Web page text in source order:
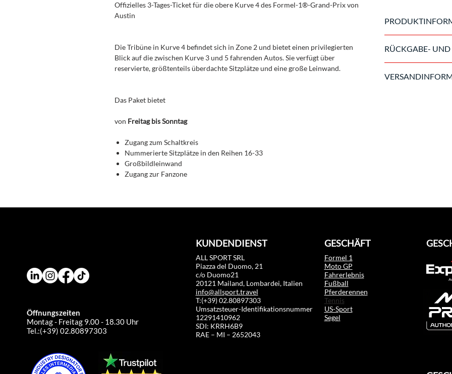
Offizielles 3-Tages-Ticket für die obere Kurve 4 des Formel-1®-Grand-Prix von
Austin
Die Tribüne in Kurve 4 befindet sich in Zone 2 und bietet einen privilegierten
Blick auf die zwischen Kurve 3 und 5 fahrenden Autos. Sie verfügt über
reservierte, größtenteils überdachte Sitzplätze und eine große Leinwand.
Das Paket bietet
von Freitag bis Sonntag
Zugang zum Schaltkreis
Nummerierte Sitzplätze in den Reihen 16-33
Großbildleinwand
Zugang zur Fanzone
RÜCKGABE- UND
erstattungsfähig. Im
Öffnungszeiten
Montag - Freitag 9.00 - 18.30 Uhr
Tel.:(+39) 02.80897303
KUNDENDIENST
ALL SPORT SRL
Piazza del Duomo, 21
c/o Duomo21
20121 Mailand, Lombardei, Italien
info@allsport.travel
T:(+39) 02.80897303
Umsatzsteuer-Identifikationsnummer
12291410962
SDI: KRRH6B9
RAE – MI – 2652043
GESCHÄFT
Formel 1
Moto GP
Fahrerlebnis
Fußball
Pferderennen
Tennis
US-Sport
Segel